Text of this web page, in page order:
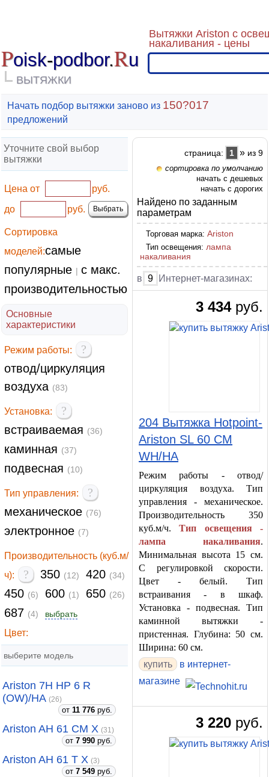
Poisk-podbor.Ru
ВЫТЯЖКИ
Вытяжки Ariston с
накаливания - цены
Начать подбор вытяжки заново из 150?017
предложений
Уточните свой выбор
вытяжки
Цена от
руб.
до
руб.
Сортировка
моделей:самые
популярные | с макс.
производительностью
Основные
характеристики
Режим работы:
?
отвод/циркуляция
воздуха (83)
Установка:
?
встраиваемая (36)
каминная (37)
подвесная (10)
Тип управления:
?
механическое (76)
электронное (7)
Производительность (куб.м/
ч):
? 350 (12) 420 (34)
450 (6) 600 (1) 650 (26)
687 (4) выбрать
Цвет:
выберите модель
Ariston 7H HP 6 R
(OW)/HA (26)
от 11 776 руб.
Ariston AH 61 CM X (31)
от 7 990 руб.
Ariston AH 61 T X (3)
от 7 549 руб.
страница: 1 » из 9
сортировка по умолчанию
начать с дешевых
начать с дорогих
Найдено по заданным
параметрам
Торговая марка: Ariston
Тип освещения: лампа
накаливания
в 9 Интернет-магазинах:
3 434руб.
204 Вытяжка Hotpoint-
Ariston SL 60 CM
WH/HA
Режим работы - отвод/
циркуляция воздуха. Тип
управления - механическое.
Производительность 350
куб.м/ч.Тип освещения -
лампа накаливания.
Минимальная высота 15 см.
С регулировкой скорости.
Цвет - белый. Тип
встраивания - в шкаф.
Установка - подвесная. Тип
каминной вытяжки -
пристенная. Глубина: 50 см.
Ширина: 60 см.
купить
в интернет-
магазине
3 220 руб.